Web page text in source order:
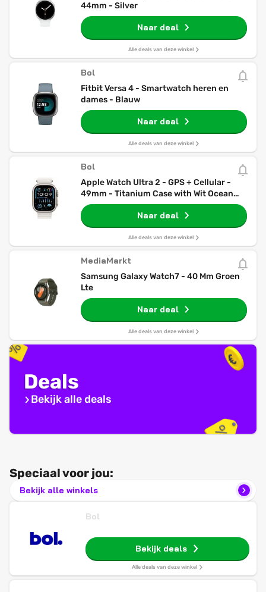
44mm - Silver
Naar deal
Alle deals van deze winkel
Bol
Fitbit Versa 4 - Smartwatch heren en
dames - Blauw
Naar deal
Alle deals van deze winkel
Bol
Apple Watch Ultra 2 - GPS + Cellular -
49mm - Titanium Case with Wit Ocean
Band
Naar deal
Alle deals van deze winkel
MediaMarkt
Samsung Galaxy Watch7 - 40 Mm Groen
Lte
Naar deal
Alle deals van deze winkel
Deals
Bekijk alle deals
Speciaal voor jou:
Bekijk alle winkels
Bol
Bekijk deals
Alle deals van deze winkel